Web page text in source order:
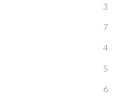
3
7
4
5
6